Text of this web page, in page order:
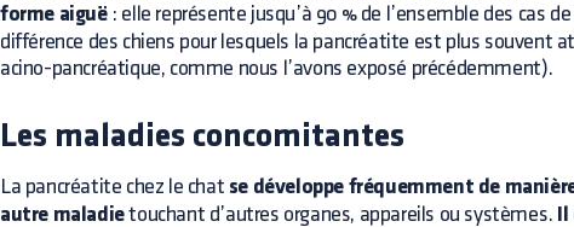
forme aiguë: elle représente jusqu’à 90 % de l’ensemble des cas
différence des chiens pour lesquels la pancréatite est plus souvent
acino-pancréatique, comme nous l’avons exposé précédemment).
Les maladies concomitantes
La pancréatite chez le chat se développe fréquemment de
autre maladietouchant d’autres organes, appareils ou systèmes. Il